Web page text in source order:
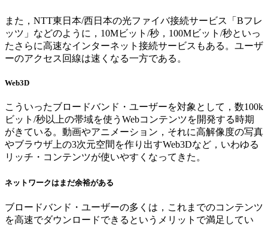
また，NTT東日本/西日本の光ファイバ接続サービス「Bフレ
ッツ」などのように，10Mビット/秒，100Mビット/秒といっ
たさらに高速なインターネット接続サービスもある。ユーザ
ーのアクセス回線は速くなる一方である。
Web3D
こういったブロードバンド・ユーザーを対象として，数100k
ビット/秒以上の帯域を使うWebコンテンツを開発する時期
がきている。動画やアニメーション，それに高解像度の写真
やブラウザ上の3次元空間を作り出すWeb3Dなど，いわゆる
リッチ・コンテンツが使いやすくなってきた。
ネットワークはまだ余裕がある
ブロードバンド・ユーザーの多くは，これまでのコンテンツ
を高速でダウンロードできるというメリットで満足してい